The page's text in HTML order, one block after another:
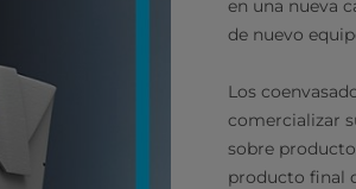
en una nueva
de nuevo
Los
comercializar
sobre
producto final